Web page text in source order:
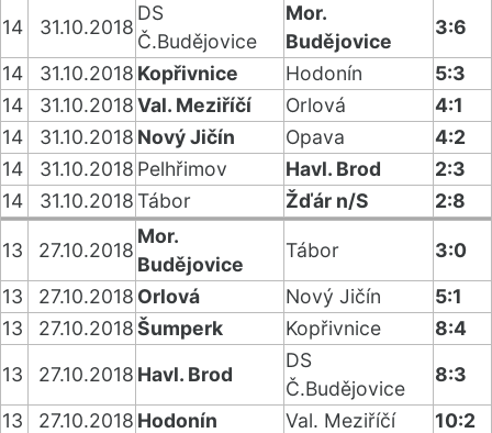
14 31.10.2018
DS
Č.Budějovice
Mor.
Budějovice
3:6
14
31.10.2018 Kopřivnice Hodonín
5:3
14
31.10.2018Val. Meziříčí Orlová
4:1
14
31.10.2018 Nový Jičín Opava
4:2
14
31.10.2018 Pelhřimov Havl. Brod
2:3
14
31.10.2018Tábor Žďár n/S 2:8
13 27.10.2018
Mor.
Budějovice
Tábor
3:0
13
27.10.2018 Orlová Nový Jičín
5:1
13
27.10.2018Šumperk Kopřivnice
8:4
13
27.10.2018 Havl. Brod
DS
Č.Budějovice
8:3
13
27.10.2018 Hodonín Val. Meziříčí
10:2